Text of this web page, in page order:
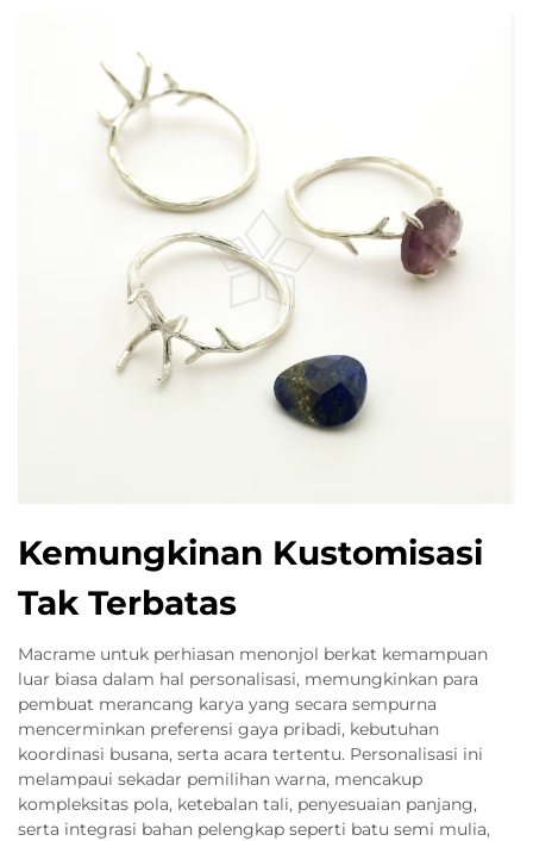
Kemungkinan Kustomisasi
Tak Terbatas
Macrame untuk perhiasan menonjol berkat kemampuan
luar biasa dalam hal personalisasi, memungkinkan para
pembuat merancang karya yang secara sempurna
mencerminkan preferensi gaya pribadi, kebutuhan
koordinasi busana, serta acara tertentu. Personalisasi ini
melampaui sekadar pemilihan warna, mencakup
kompleksitas pola, ketebalan tali, penyesuaian panjang,
serta integrasi bahan pelengkap seperti batu semi mulia,